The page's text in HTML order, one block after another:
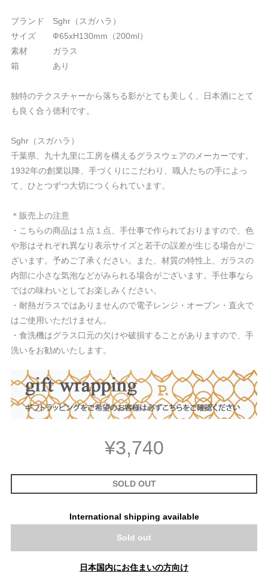
ブランド Sghr（スガハラ）
サイズ Ф65xH130mm（200ml）
素材 ガラス
箱 あり
独特のテクスチャーから落ちる影がとても美しく、日本酒にとて
も良く合う徳利です。
Sghr（スガハラ）
千葉県、九十九里に工房を構えるグラスウェアのメーカーです。
1932年の創業以降、手づくりにこだわり、職人たちの手によっ
て、ひとつずつ大切につくられています。
＊販売上の注意
・こちらの商品は１点１点、手仕事で作られておりますので、色
や形はそれぞれ異なり表示サイズと若干の誤差が生じる場合がご
ざいます。予めご了承ください。また、材質の特性上、ガラスの
内部に小さな気泡などがみられる場合がございます。手仕事なら
ではの味わいとしてお楽しみください。
・耐熱ガラスではありませんので電子レンジ・オーブン・直火で
はご使用いただけません。
・食洗機はグラス口元の欠けや破損することがありますので、手
洗いをお勧めいたします。
¥3,740
SOLD OUT
International shipping available
Sold out
日本国内にお住まいの方向け